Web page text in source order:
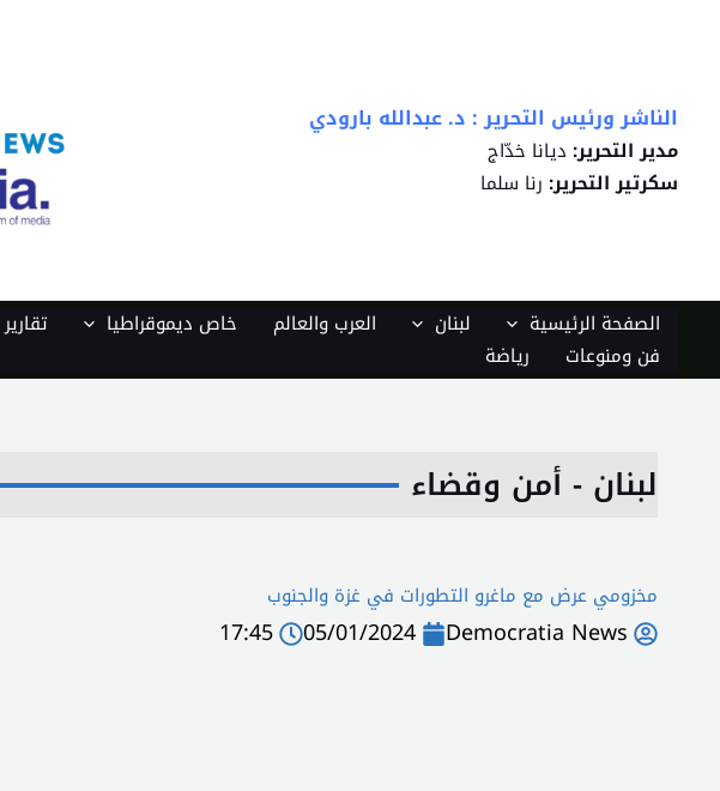
الناشر ورئيس التحرير : د. عبدالله بارودي
مدير التحرير: ديانا خدّاج
سكرتير التحرير: رنا سلما
الصفحة الرئيسية لبنان العرب والعالم خاص ديموقراطيا تقارير
فن ومنوعات
رياضة
لبنان - أمن وقضاء
مخزومي عرض مع ماغرو التطورات في غزة والجنوب
Democratia News
05/01/2024
17:45